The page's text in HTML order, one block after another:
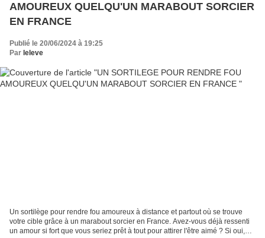
AMOUREUX QUELQU'UN MARABOUT SORCIER
EN FRANCE
Publié le 20/06/2024 à 19:25
Par leleve
Un sortilège pour rendre fou amoureux à distance et partout où se trouve
votre cible grâce à un marabout sorcier en France. Avez-vous déjà ressenti
un amour si fort que vous seriez prêt à tout pour attirer l'être aimé ? Si oui,